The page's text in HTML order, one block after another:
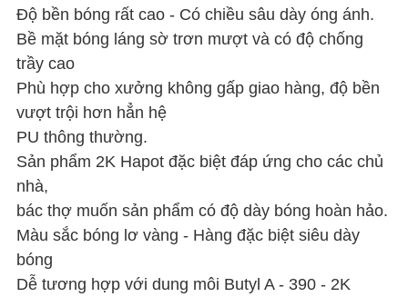
Độ bền bóng rất cao - Có chiều sâu dày óng ánh.
Bề mặt bóng láng sờ trơn mượt và có độ chống
trầy cao
Phù hợp cho xưởng không gấp giao hàng, độ bền
vượt trội hơn hẳn hệ
PU thông thường.
Sản phẩm 2K Hapot đặc biệt đáp ứng cho các chủ
nhà,
bác thợ muốn sản phẩm có độ dày bóng hoàn hảo.
Màu sắc bóng lơ vàng - Hàng đặc biệt siêu dày
bóng
Dễ tương hợp với dung môi Butyl A - 390 - 2K